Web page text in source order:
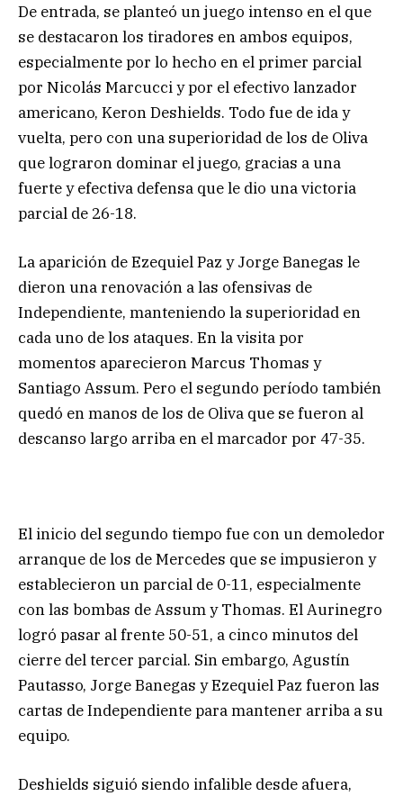
De entrada, se planteó un juego intenso en el que
se destacaron los tiradores en ambos equipos,
especialmente por lo hecho en el primer parcial
por Nicolás Marcucci y por el efectivo lanzador
americano, Keron Deshields. Todo fue de ida y
vuelta, pero con una superioridad de los de Oliva
que lograron dominar el juego, gracias a una
fuerte y efectiva defensa que le dio una victoria
parcial de 26-18.
La aparición de Ezequiel Paz y Jorge Banegas le
dieron una renovación a las ofensivas de
Independiente, manteniendo la superioridad en
cada uno de los ataques. En la visita por
momentos aparecieron Marcus Thomas y
Santiago Assum. Pero el segundo período también
quedó en manos de los de Oliva que se fueron al
descanso largo arriba en el marcador por 47-35.
El inicio del segundo tiempo fue con un demoledor
arranque de los de Mercedes que se impusieron y
establecieron un parcial de 0-11, especialmente
con las bombas de Assum y Thomas. El Aurinegro
logró pasar al frente 50-51, a cinco minutos del
cierre del tercer parcial. Sin embargo, Agustín
Pautasso, Jorge Banegas y Ezequiel Paz fueron las
cartas de Independiente para mantener arriba a su
equipo.
Deshields siguió siendo infalible desde afuera,